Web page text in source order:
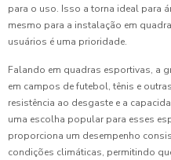
para o uso. Isso a torna ideal para
mesmo para a instalação em
usuários é uma prioridade.
Falando em quadras esportivas, a
em campos de futebol, tênis e
resistência ao desgaste e a
uma escolha popular para esses
proporciona um desempenho
condições climáticas, permitindo